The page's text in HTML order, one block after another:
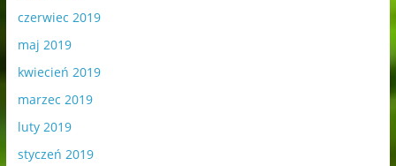
czerwiec 2019
maj 2019
kwiecień 2019
marzec 2019
luty 2019
styczeń 2019